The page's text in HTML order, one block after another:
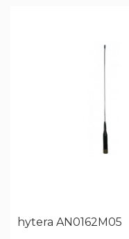
hytera AN0162M05